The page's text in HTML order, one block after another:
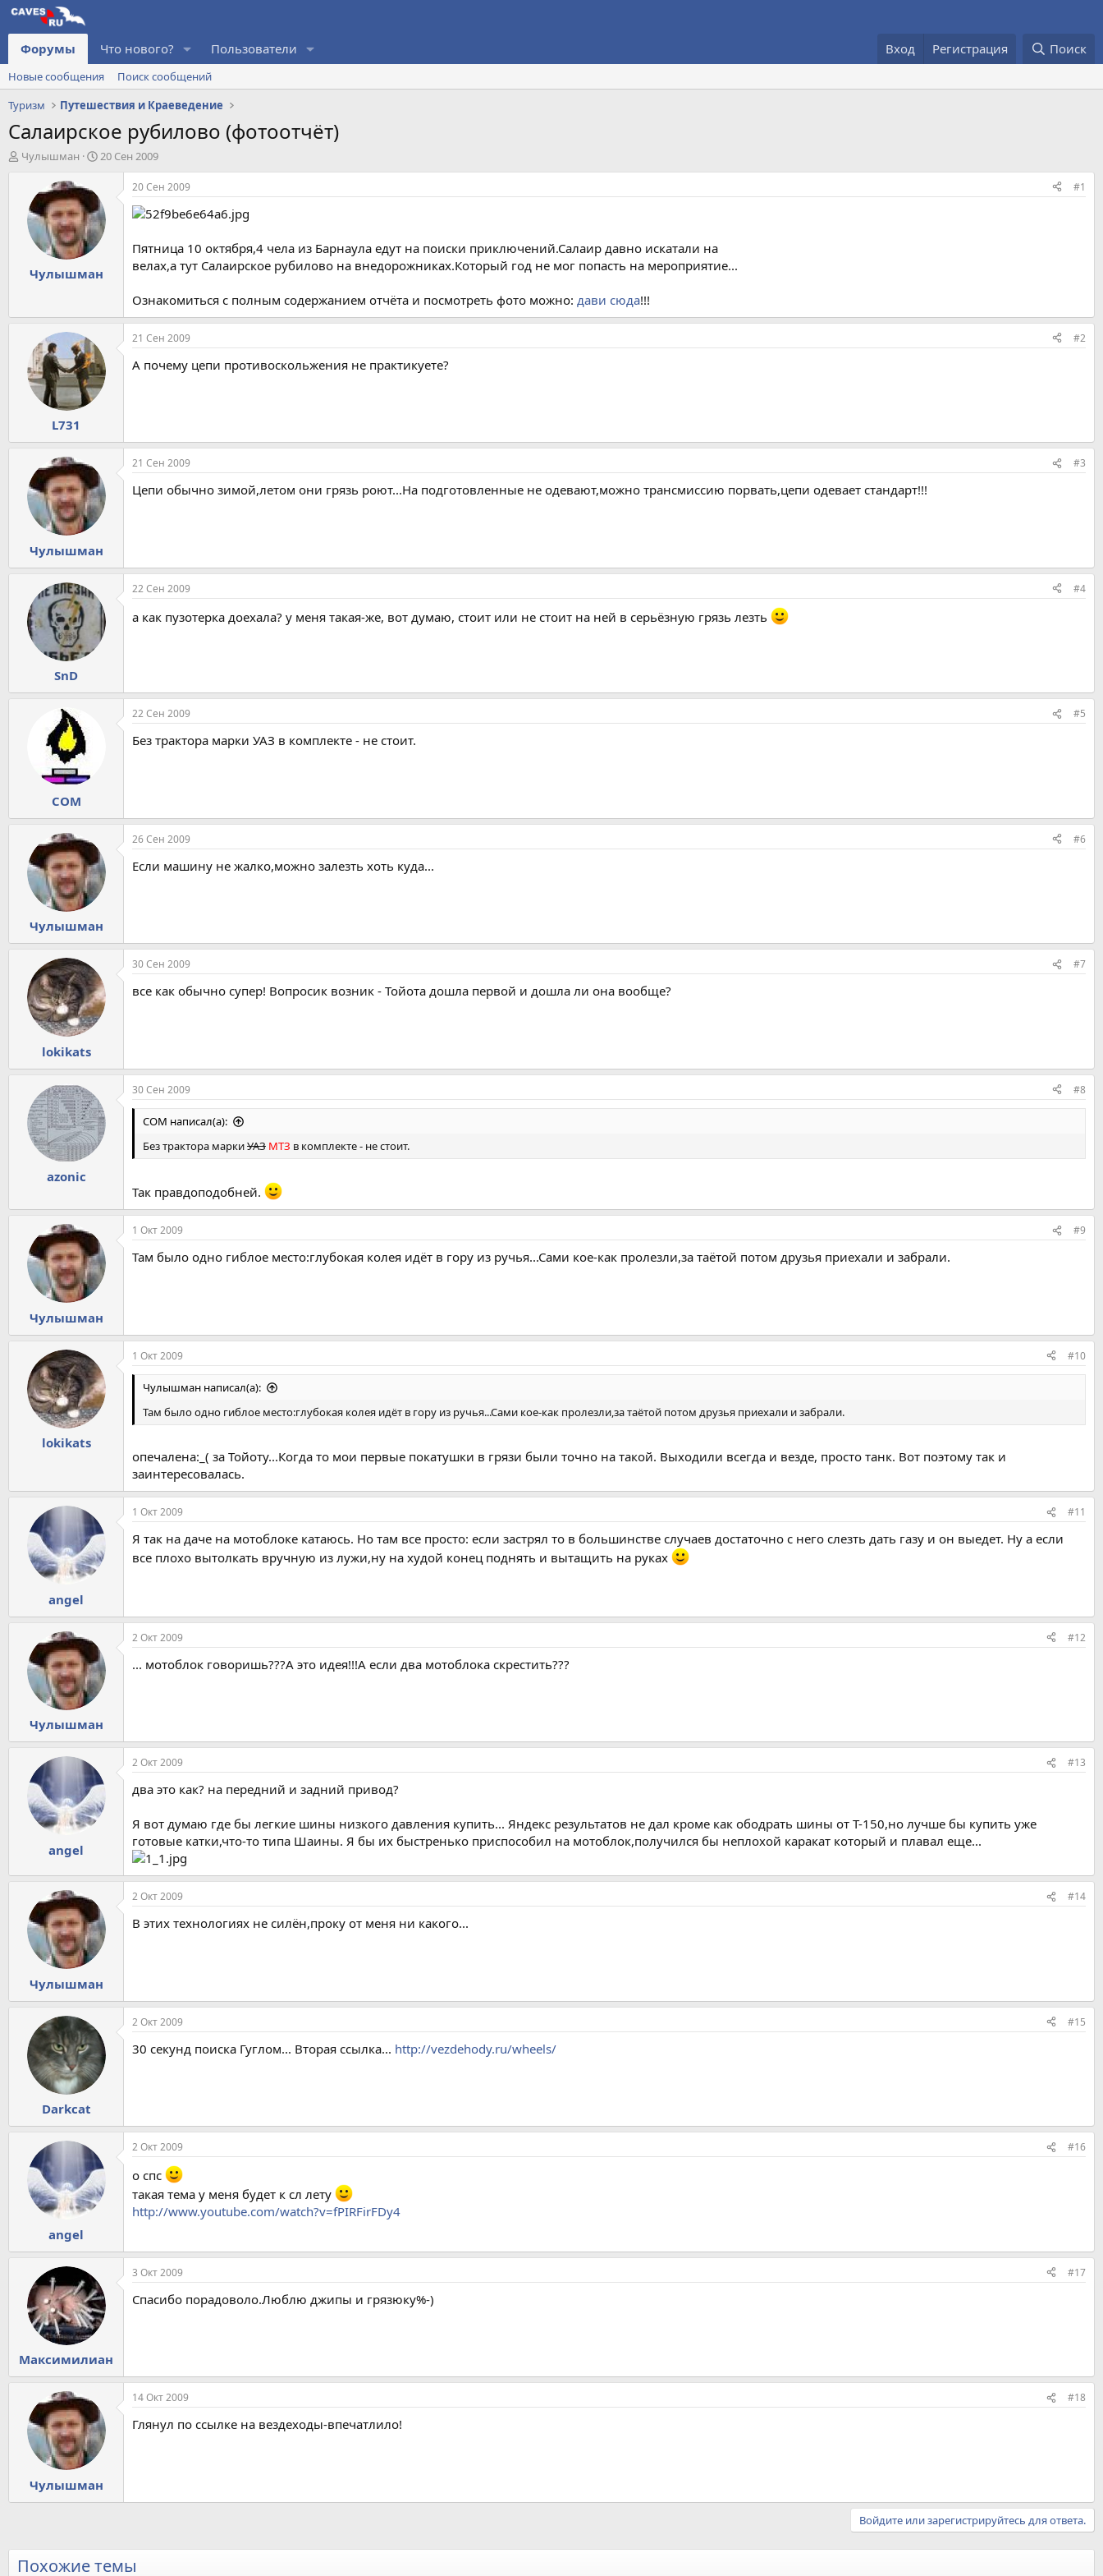
Форумы Что нового? Пользователи Вход Регистрация Поиск
Новые сообщения
Поиск сообщений
Туризм
Путешествия и Краеведение
Салаирское рубилово (фотоотчёт)
А
Чулышман
Д
а
н
а
ч
л
20 Сен 2009
Чулышман
20 Сен 2009 #1
Пятница 10 октября,4 чела из Барнаула едут на поиски приключений.Салаир давно искатали на
велах,а тут Салаирское рубилово на внедорожниках.Который год не мог попасть на мероприятие...
Ознакомиться с полным содержанием отчёта и посмотреть фото можно: дави сюда!!!
L731
21 Сен 2009 #2
А почему цепи противоскольжения не практикуете?
Чулышман
21 Сен 2009 #3
Цепи обычно зимой,летом они грязь роют...На подготовленные не одевают,можно трансмиссию порвать,цепи одевает стандарт!!!
SnD
22 Сен 2009 #4
а как пузотерка доехала? у меня такая-же, вот думаю, стоит или не стоит на ней в серьёзную грязь лезть
COM
22 Сен 2009 #5
Без трактора марки УАЗ в комплекте - не стоит.
Чулышман
26 Сен 2009 #6
Если машину не жалко,можно залезть хоть куда...
lokikats
30 Сен 2009 #7
все как обычно супер! Вопросик возник - Тойота дошла первой и дошла ли она вообще?
azonic
30 Сен 2009 #8
COM написал(а):
Без трактора маркиУАЗ МТЗ в комплекте - не стоит.
Так правдоподобней.
Чулышман
1 Окт 2009 #9
Там было одно гиблое место:глубокая колея идёт в гору из ручья...Сами кое-как пролезли,за таётой потом друзья приехали и забрали.
lokikats
1 Окт 2009 #10
Чулышман написал(а):
Там было одно гиблое место:глубокая колея идёт в гору из ручья...Сами кое-как пролезли,за таётой потом друзья приехали и забрали.
опечалена:_( за Тойоту...Когда то мои первые покатушки в грязи были точно на такой. Выходили всегда и везде, просто танк. Вот поэтому так и
заинтересовалась.
angel
1 Окт 2009 #11
Я так на даче на мотоблоке катаюсь. Но там все просто: если застрял то в большинстве случаев достаточно с него слезть дать газу и он выедет. Ну а если
все плохо вытолкать вручную из лужи,ну на худой конец поднять и вытащить на руках
Чулышман
2 Окт 2009 #12
... мотоблок говоришь???А это идея!!!А если два мотоблока скрестить???
angel
2 Окт 2009 #13
два это как? на передний и задний привод?
Я вот думаю где бы легкие шины низкого давления купить... Яндекс результатов не дал кроме как ободрать шины от Т-150,но лучше бы купить уже
готовые катки,что-то типа Шаины. Я бы их быстренько приспособил на мотоблок,получился бы неплохой каракат который и плавал еще...
Чулышман
2 Окт 2009 #14
В этих технологиях не силён,проку от меня ни какого...
Darkcat
2 Окт 2009 #15
30 секунд поиска Гуглом... Вторая ссылка... http://vezdehody.ru/wheels/
angel
2 Окт 2009 #16
о спс
такая тема у меня будет к сл лету
http://www.youtube.com/watch?v=fPIRFirFDy4
Максимилиан
3 Окт 2009 #17
Спасибо порадоволо.Люблю джипы и грязюку%-)
Чулышман
14 Окт 2009 #18
Глянул по ссылке на вездеходы-впечатлило!
Войдите или зарегистрируйтесь для ответа.
Похожие темы